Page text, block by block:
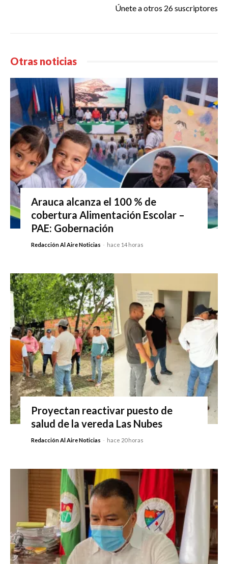
Únete a otros 26 suscriptores
Otras noticias
Arauca alcanza el 100 % de
cobertura Alimentación Escolar –
PAE: Gobernación
Redacción Al Aire Noticias - hace 14 horas
Proyectan reactivar puesto de
salud de la vereda Las Nubes
Redacción Al Aire Noticias - hace 20 horas